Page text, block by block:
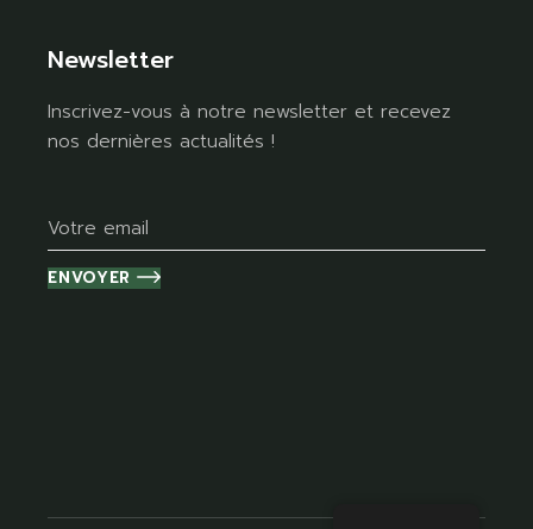
Newsletter
Inscrivez-vous à notre newsletter et recevez
nos dernières actualités !
ENVOYER